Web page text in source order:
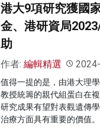
港大9項研究獲國
金、港研資局
助
作者: 編輯精選
值得一提的是，由港大理
教授統籌的親代組蛋白在
研究成果有望對表觀遺傳
治療方面具有重要的價值。